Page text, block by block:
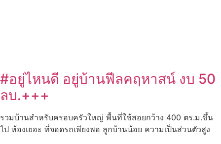
#อยู่ไหนดี อยู่บ้านฟีลคฤหาสน์ งบ 50
ลบ.+++
รวมบ้านสำหรับครอบครัวใหญ่ พื้นที่ใช้สอยกว้าง 400 ตร.ม.ขึ้น
ไป ห้องเยอะ ที่จอดรถเพียงพอ ลูกบ้านน้อย ความเป็นส่วนตัวสูง